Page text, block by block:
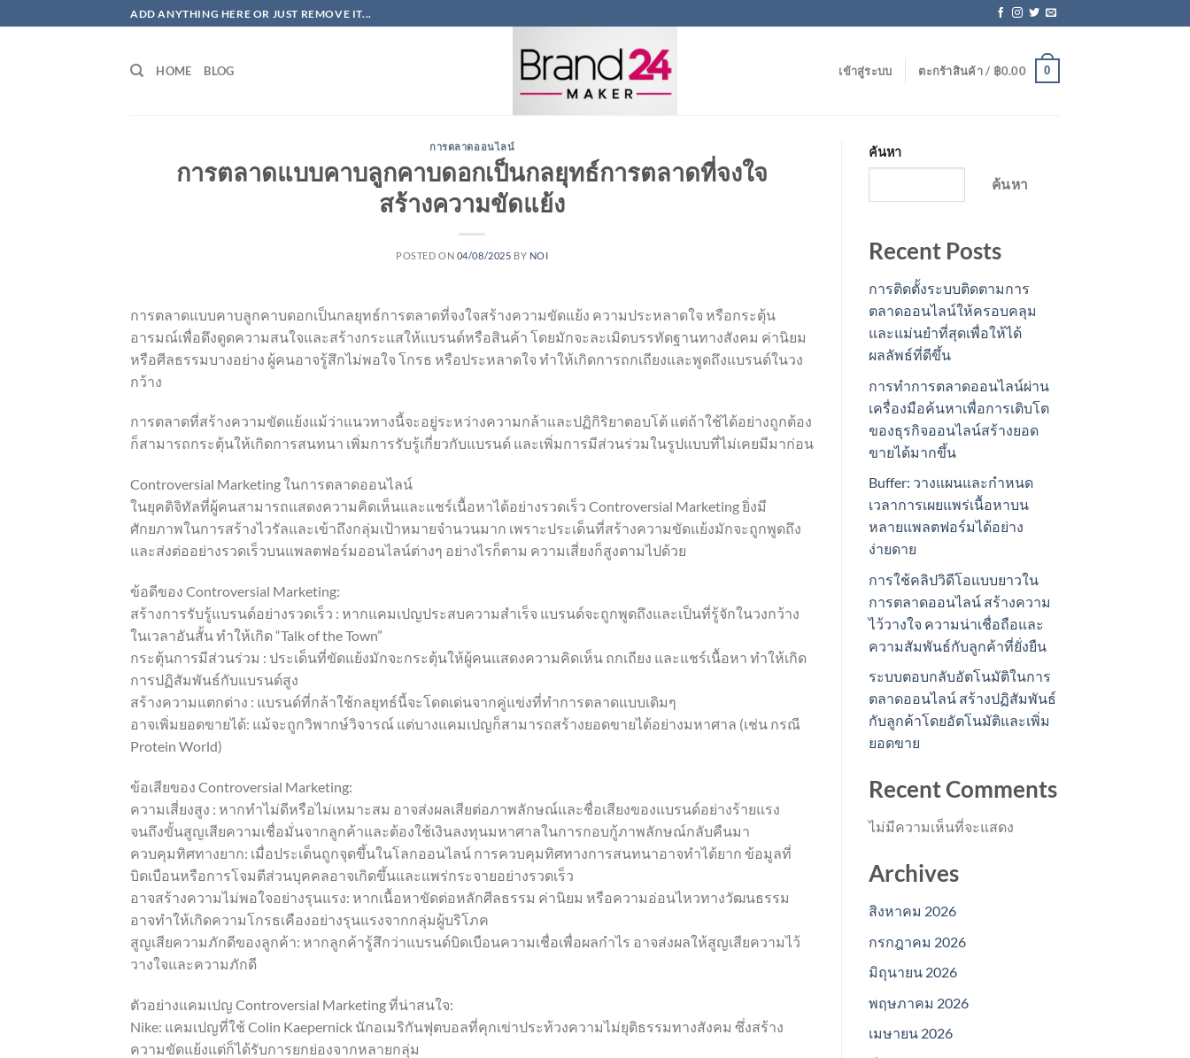
ไป
ADD ANYTHING HERE OR JUST REMOVE IT...
HOME BLOG เข้าสู่ระบบ ตะกร้าสินค้า / ฿0.00 0
การตลาดออนไลน์
การตลาดแบบคาบลูกคาบดอกเป็นกลยุทธ์การตลาดที่จงใจ
สร้างความขัดแย้ง
POSTED ON 04/08/2025 BY NOI
การตลาดแบบคาบลูกคาบดอกเป็นกลยุทธ์การตลาดที่จงใจสร้างความขัดแย้ง ความประหลาดใจ หรือกระตุ้น
อารมณ์เพื่อดึงดูดความสนใจและสร้างกระแสให้แบรนด์หรือสินค้า โดยมักจะละเมิดบรรทัดฐานทางสังคม ค่านิยม
หรือศีลธรรมบางอย่าง ผู้คนอาจรู้สึกไม่พอใจ โกรธ หรือประหลาดใจ ทำให้เกิดการถกเถียงและพูดถึงแบรนด์ในวง
กว้าง
การตลาดที่สร้างความขัดแย้งแม้ว่าแนวทางนี้จะอยู่ระหว่างความกล้าและปฏิกิริยาตอบโต้ แต่ถ้าใช้ได้อย่างถูกต้อง
ก็สามารถกระตุ้นให้เกิดการสนทนา เพิ่มการรับรู้เกี่ยวกับแบรนด์ และเพิ่มการมีส่วนร่วมในรูปแบบที่ไม่เคยมีมาก่อน
Controversial Marketing ในการตลาดออนไลน์
ในยุคดิจิทัลที่ผู้คนสามารถแสดงความคิดเห็นและแชร์เนื้อหาได้อย่างรวดเร็ว Controversial Marketing ยิ่งมี
ศักยภาพในการสร้างไวรัลและเข้าถึงกลุ่มเป้าหมายจำนวนมาก เพราะประเด็นที่สร้างความขัดแย้งมักจะถูกพูดถึง
และส่งต่ออย่างรวดเร็วบนแพลตฟอร์มออนไลน์ต่างๆ อย่างไรก็ตาม ความเสี่ยงก็สูงตามไปด้วย
ข้อดีของ Controversial Marketing:
สร้างการรับรู้แบรนด์อย่างรวดเร็ว : หากแคมเปญประสบความสำเร็จ แบรนด์จะถูกพูดถึงและเป็นที่รู้จักในวงกว้าง
ในเวลาอันสั้น ทำให้เกิด “Talk of the Town”
กระตุ้นการมีส่วนร่วม : ประเด็นที่ขัดแย้งมักจะกระตุ้นให้ผู้คนแสดงความคิดเห็น ถกเถียง และแชร์เนื้อหา ทำให้เกิด
การปฏิสัมพันธ์กับแบรนด์สูง
สร้างความแตกต่าง : แบรนด์ที่กล้าใช้กลยุทธ์นี้จะโดดเด่นจากคู่แข่งที่ทำการตลาดแบบเดิมๆ
อาจเพิ่มยอดขายได้: แม้จะถูกวิพากษ์วิจารณ์ แต่บางแคมเปญก็สามารถสร้างยอดขายได้อย่างมหาศาล (เช่น กรณี
Protein World)
ข้อเสียของ Controversial Marketing:
ความเสี่ยงสูง : หากทำไม่ดีหรือไม่เหมาะสม อาจส่งผลเสียต่อภาพลักษณ์และชื่อเสียงของแบรนด์อย่างร้ายแรง
จนถึงขั้นสูญเสียความเชื่อมั่นจากลูกค้าและต้องใช้เงินลงทุนมหาศาลในการกอบกู้ภาพลักษณ์กลับคืนมา
ควบคุมทิศทางยาก: เมื่อประเด็นถูกจุดขึ้นในโลกออนไลน์ การควบคุมทิศทางการสนทนาอาจทำได้ยาก ข้อมูลที่
บิดเบือนหรือการโจมตีส่วนบุคคลอาจเกิดขึ้นและแพร่กระจายอย่างรวดเร็ว
อาจสร้างความไม่พอใจอย่างรุนแรง: หากเนื้อหาขัดต่อหลักศีลธรรม ค่านิยม หรือความอ่อนไหวทางวัฒนธรรม
อาจทำให้เกิดความโกรธเคืองอย่างรุนแรงจากกลุ่มผู้บริโภค
สูญเสียความภักดีของลูกค้า: หากลูกค้ารู้สึกว่าแบรนด์บิดเบือนความเชื่อเพื่อผลกำไร อาจส่งผลให้สูญเสียความไว้
วางใจและความภักดี
ตัวอย่างแคมเปญ Controversial Marketing ที่น่าสนใจ:
Nike: แคมเปญที่ใช้ Colin Kaepernick นักอเมริกันฟุตบอลที่คุกเข่าประท้วงความไม่ยุติธรรมทางสังคม ซึ่งสร้าง
ความขัดแย้งแต่ก็ได้รับการยกย่องจากหลายกลุ่ม
ค้นหา
ค้นหา
Recent Posts
การติดตั้งระบบติดตามการ
ตลาดออนไลน์ให้ครอบคลุม
และแม่นยำที่สุดเพื่อให้ได้
ผลลัพธ์ที่ดีขึ้น
การทำการตลาดออนไลน์ผ่าน
เครื่องมือค้นหาเพื่อการเติบโต
ของธุรกิจออนไลน์สร้างยอด
ขายได้มากขึ้น
Buffer: วางแผนและกำหนด
เวลาการเผยแพร่เนื้อหาบน
หลายแพลตฟอร์มได้อย่าง
ง่ายดาย
การใช้คลิปวิดีโอแบบยาวใน
การตลาดออนไลน์ สร้างความ
ไว้วางใจ ความน่าเชื่อถือและ
ความสัมพันธ์กับลูกค้าที่ยั่งยืน
ระบบตอบกลับอัตโนมัติในการ
ตลาดออนไลน์ สร้างปฏิสัมพันธ์
กับลูกค้าโดยอัตโนมัติและเพิ่ม
ยอดขาย
Recent Comments
ไม่มีความเห็นที่จะแสดง
Archives
สิงหาคม 2026
กรกฎาคม 2026
มิถุนายน 2026
พฤษภาคม 2026
เมษายน 2026